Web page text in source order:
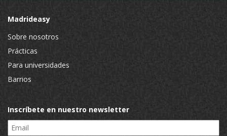
Madrideasy
Sobre nosotros
Prácticas
Para universidades
Barrios
Inscríbete en nuestro newsletter
Email